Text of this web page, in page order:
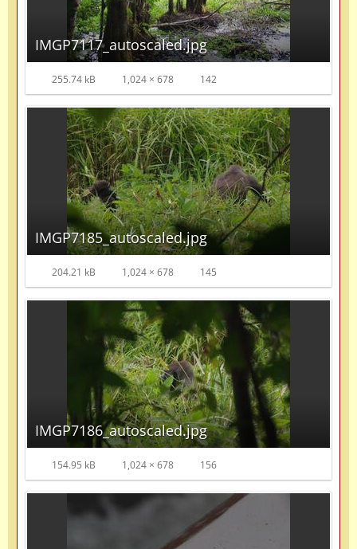
IMGP7117_autoscaled.jpg
255.74 kB 1,024 × 678 142
IMGP7185_autoscaled.jpg
204.21 kB 1,024 × 678 145
IMGP7186_autoscaled.jpg
154.95 kB 1,024 × 678 156